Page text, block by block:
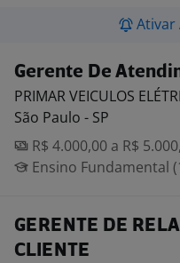
Ativar
Gerente De
PRIMAR VEICULOS
São Paulo - SP
R$ 4.000,00 a R$
Ensino Fundamental
GERENTE DE
CLIENTE